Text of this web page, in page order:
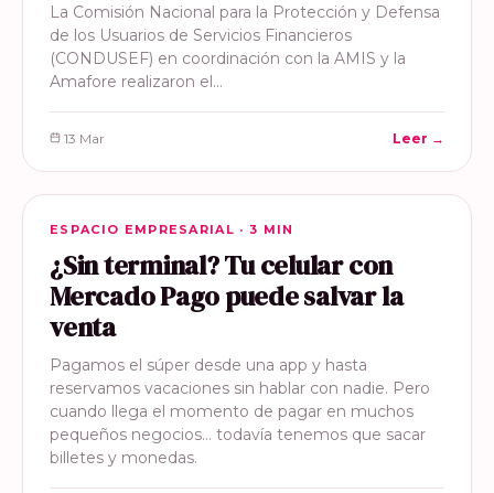
La Comisión Nacional para la Protección y Defensa
de los Usuarios de Servicios Financieros
(CONDUSEF) en coordinación con la AMIS y la
Amafore realizaron el…
13 Mar Leer →
ESPACIO EMPRESARIAL
ESPACIO EMPRESARIAL · 3 MIN
¿Sin terminal? Tu celular con
Mercado Pago puede salvar la
venta
Pagamos el súper desde una app y hasta
reservamos vacaciones sin hablar con nadie. Pero
cuando llega el momento de pagar en muchos
pequeños negocios… todavía tenemos que sacar
billetes y monedas.